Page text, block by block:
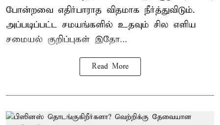
போன்றவை எதிர்பாராத விதமாக நீர்த்துவிடும்.
அப்படிப்பட்ட சமயங்களில் உதவும் சில எளிய
சமையல் குறிப்புகள் இதோ...
Read More